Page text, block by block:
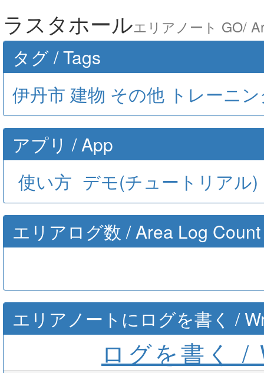
ラスタホールエリアノート GO/
タグ / Tags
伊丹市 建物 その他 トレーニ
アプリ / App
使い方 デモ(チュートリアル)
エリアログ数 / Area Log Count
エリアノートにログを書く /
ログを書く